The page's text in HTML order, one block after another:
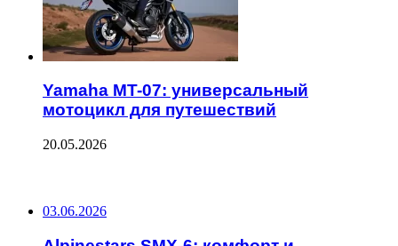
Yamaha MT-07: универсальный
мотоцикл для путешествий
20.05.2026
03.06.2026